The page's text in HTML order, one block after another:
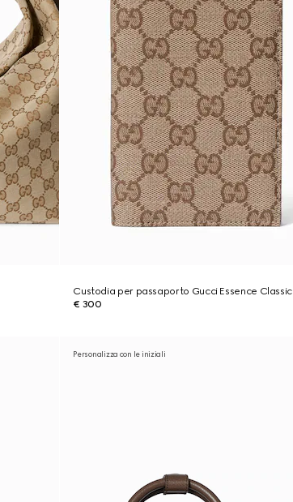
Custodia per passaporto Gucci Essence Classic
€ 300
Personalizza con le iniziali